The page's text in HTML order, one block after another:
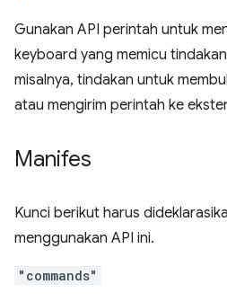
Gunakan API perintah untuk
keyboard yang memicu
misalnya, tindakan untuk
atau mengirim perintah ke
Manifes
Kunci berikut harus
menggunakan API ini.
"commands"